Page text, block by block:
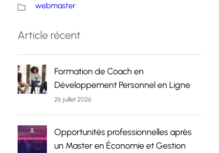
webmaster
Article récent
Formation de Coach en
Développement Personnel en Ligne
26 juillet 2026
Opportunités professionnelles après
un Master en Économie et Gestion